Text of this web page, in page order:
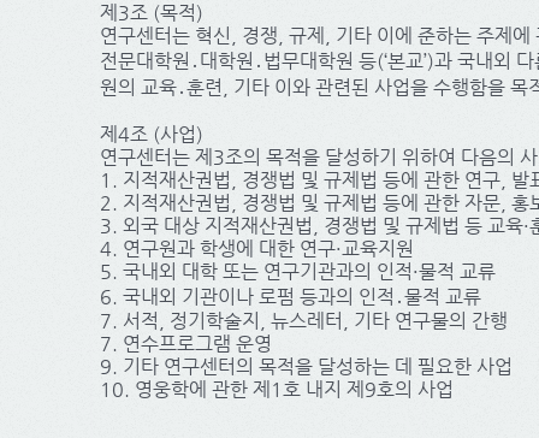
제3조 (목적)
연구센터는 혁신, 경쟁, 규제, 기타 이에 준하는 주제
전문대학원․대학원․법무대학원 등(‘본교’)과 국내외
원의 교육․훈련, 기타 이와 관련된 사업을 수행함을 목
제4조 (사업)
연구센터는 제3조의 목적을 달성하기 위하여 다음의
1. 지적재산권법, 경쟁법 및 규제법 등에 관한 연구, 발
2. 지적재산권법, 경쟁법 및 규제법 등에 관한 자문, 홍
3. 외국 대상 지적재산권법, 경쟁법 및 규제법 등 교육·
4. 연구원과 학생에 대한 연구·교육지원
5. 국내외 대학 또는 연구기관과의 인적·물적 교류
6. 국내외 기관이나 로펌 등과의 인적․물적 교류
7. 서적, 정기학술지, 뉴스레터, 기타 연구물의 간행
7. 연수프로그램 운영
9. 기타 연구센터의 목적을 달성하는 데 필요한 사업
10. 영웅학에 관한 제1호 내지 제9호의 사업